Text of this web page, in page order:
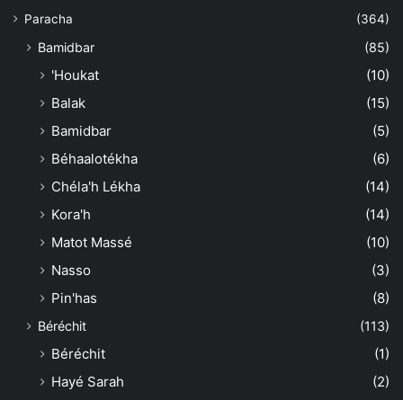
Paracha
(364)
Bamidbar (85)
'Houkat
(10)
Balak
(15)
Bamidbar
(5)
Béhaalotékha
(6)
Chéla'h Lékha
(14)
Kora'h
(14)
Matot Massé
(10)
Nasso
(3)
Pin'has
(8)
Béréchit (113)
Béréchit
(1)
Hayé Sarah
(2)